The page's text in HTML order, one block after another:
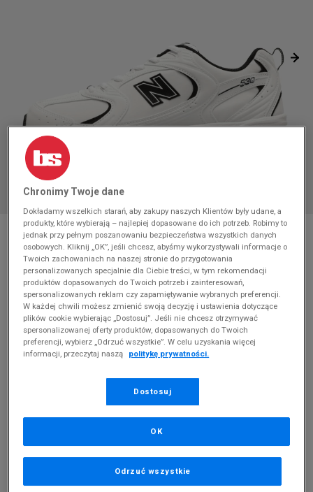
* Zdjęcie poglądowe
NEW BALANCE 530
Produkt pochodzi z końcówek aktualnych kolekcji, ubiegłych
sezonów lub z ekspozycji.Szczegóły.
zł cena rekomendowana przez producenta
314,99 zł
PRODUKT NIEDOSTĘPNY
Chronimy Twoje dane
Dokładamy wszelkich starań, aby zakupy naszych Klientów były udane, a
produkty, które wybierają – najlepiej dopasowane do ich potrzeb. Robimy to
jednak przy pełnym poszanowaniu bezpieczeństwa wszystkich danych
osobowych. Kliknij „OK”, jeśli chcesz, abyśmy wykorzystywali informacje o
Twoich zachowaniach na naszej stronie do przygotowania
personalizowanych specjalnie dla Ciebie treści, w tym rekomendacji
produktów dopasowanych do Twoich potrzeb i zainteresowań,
spersonalizowanych reklam czy zapamiętywanie wybranych preferencji.
W każdej chwili możesz zmienić swoją decyzję i ustawienia dotyczące
plików cookie wybierając „Dostosuj”. Jeśli nie chcesz otrzymywać
spersonalizowanej oferty produktów, dopasowanych do Twoich
preferencji, wybierz „Odrzuć wszystkie”. W celu uzyskania więcej
informacji, przeczytaj naszą
politykę prywatności.
Dostosuj
Odrzuć wszystkie
OK